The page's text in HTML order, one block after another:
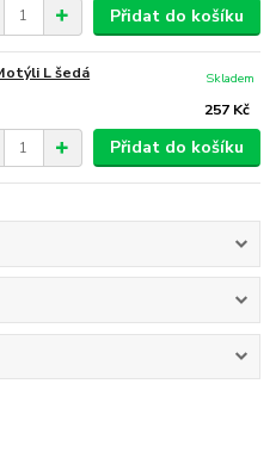
Přidat do košíku
L šedá
257 Kč
Skladem
Přidat do košíku